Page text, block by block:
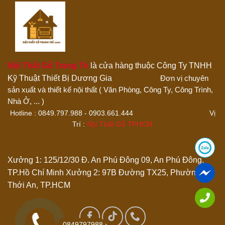
Đánh giá của bạn
Thêm ảnh đánh giá
Email*
Lưu tên của tôi, email, và trang web trong trình duyệt này
Nội Thất Gỗ Trang Trílà cửa hàng thuộc Công Ty TNHH
Kỹ Thuật Thiết Bị Dương Gia
Đơn vị chuyên
sản xuất và thiết kế nội thất ( Văn Phòng, Công Ty, Công Trình,
Nhà Ở, ... )
Hotline : 0849.797.988 - 0903.661.444 Vị
Trí : Nội Thất Gỗ TPHCM
Xưởng 1: 125/12/30 Đ. An Phú Đông 09, An Phú Đông,
TP.Hồ Chí Minh Xưởng 2: 97B Đường TX25, Phường
Thới An, TP.HCM